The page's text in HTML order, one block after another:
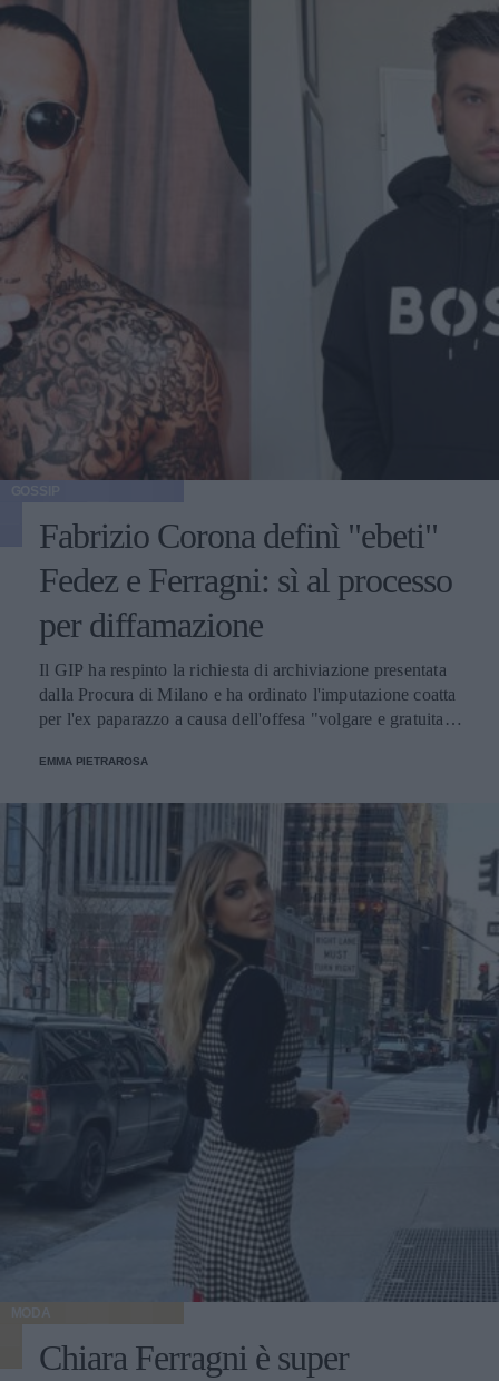
Fabrizio Corona definì "ebeti"
Fedez e Ferragni: sì al processo
per diffamazione
Il GIP ha respinto la richiesta di archiviazione presentata
dalla Procura di Milano e ha ordinato l'imputazione coatta
per l'ex paparazzo a causa dell'offesa "volgare e gratuita" e
EMMA PIETRAROSA
MODA
Chiara Ferragni è super